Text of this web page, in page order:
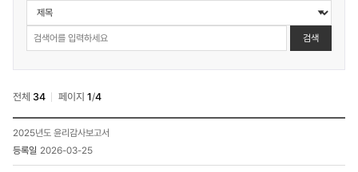
ESG
경영
G(지배구조)
>
>
>
윤리감사
검색
검색
전체 34 페이지 1/4
>
2025년도 윤리감사보고서
2026-03-25